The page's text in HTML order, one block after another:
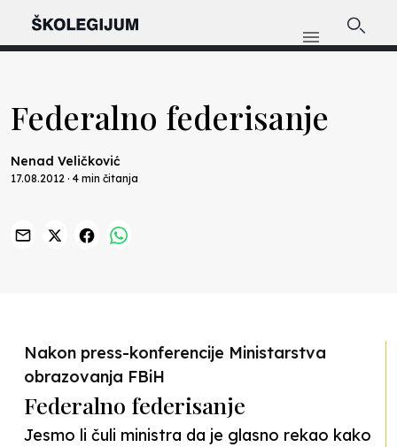
Federalno federisanje
Nenad Veličković
17.08.2012 · 4 min čitanja
Nakon press-konferencije Ministarstva
obrazovanja FBiH
Federalno federisanje
Jesmo li čuli ministra da je glasno rekao kako